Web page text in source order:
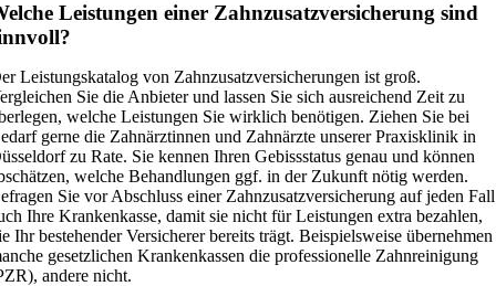
Leistungen einer Zahnzusatzversicherung sind
Leistungskatalog von Zahnzusatzversicherungen ist groß.
Sie die Anbieter und lassen Sie sich ausreichend Zeit zu
welche Leistungen Sie wirklich benötigen. Ziehen Sie bei
gerne die Zahnärztinnen und Zahnärzte unserer Praxisklinik in
zu Rate. Sie kennen Ihren Gebissstatus genau und können
welche Behandlungen ggf. in der Zukunft nötig werden.
Sie vor Abschluss einer Zahnzusatzversicherung auf jeden Fall
Ihre Krankenkasse, damit sie nicht für Leistungen extra bezahlen,
Ihr bestehender Versicherer bereits trägt. Beispielsweise übernehmen
gesetzlichen Krankenkassen die professionelle Zahnreinigung
andere nicht.